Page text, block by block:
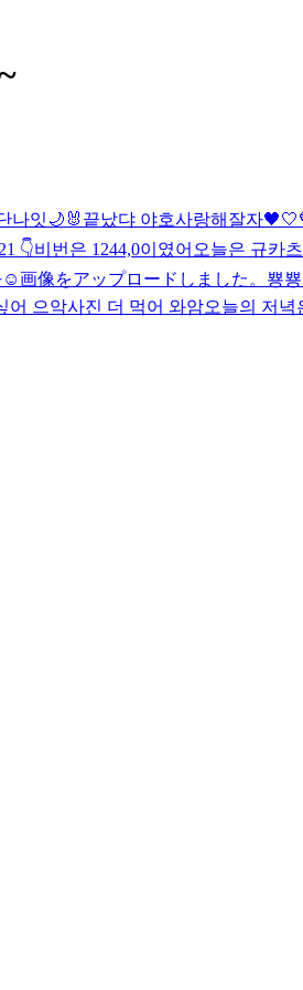
나잇🌙 🐰 끝났댜 야호사랑해 잘자
👇비번은 1244,0이였어 오늘은 규카
☺️画像をアップロードしました。 뿅
어 으악사진 더 먹어 와암오늘의 저녁